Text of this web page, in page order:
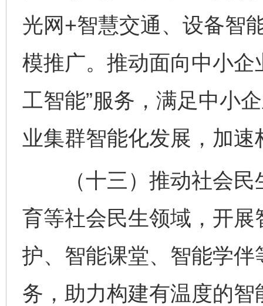
光网+智慧交通、设备智
模推广。推动面向中小企
工智能”服务，满足中小
业集群智能化发展，加速
（十三）推动社会民
育等社会民生领域，开
护、智能课堂、智能学
务，助力构建有温度的智